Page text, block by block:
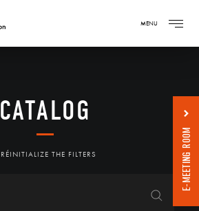
MENU
CATALOG
RÉINITIALIZE THE FILTERS E-MEETING ROOM